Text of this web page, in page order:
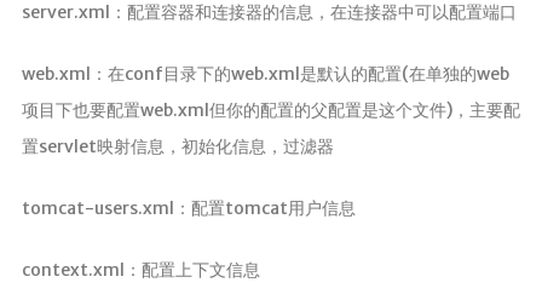
server.xml：配置容器和连接器的信息，在连接器中可以配置端口
web.xml：在conf目录下的web.xml是默认的配置(在单独的web
项目下也要配置web.xml但你的配置的父配置是这个文件)，主要配
置servlet映射信息，初始化信息，过滤器
tomcat-users.xml：配置tomcat用户信息
context.xml：配置上下文信息